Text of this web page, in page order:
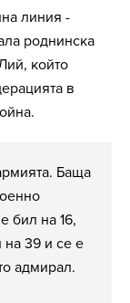
линия -
роднинска
който
в
Баща
бил на 16,
на 39 и се е
адмирал.